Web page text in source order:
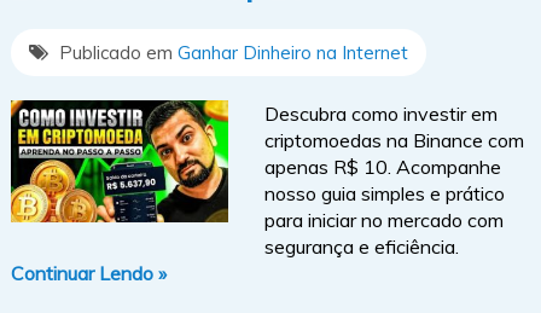
Publicado em Ganhar Dinheiro na Internet
Descubra como investir em
criptomoedas na Binance com
apenas R$ 10. Acompanhe
nosso guia simples e prático
para iniciar no mercado com
segurança e eficiência.
Continuar Lendo »